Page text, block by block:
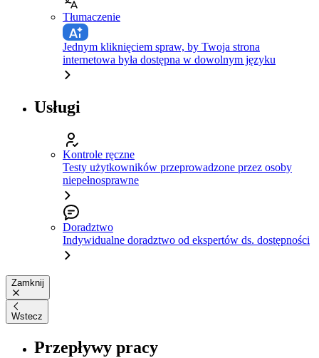
Tłumaczenie
Jednym kliknięciem spraw, by Twoja strona
internetowa była dostępna w dowolnym języku
Usługi
Kontrole ręczne
Testy użytkowników przeprowadzone przez osoby
niepełnosprawne
Doradztwo
Indywidualne doradztwo od ekspertów ds. dostępności
Zamknij
Wstecz
Przepływy pracy